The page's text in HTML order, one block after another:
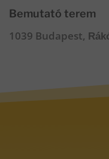
Bemutató terem
1039 Budapest,